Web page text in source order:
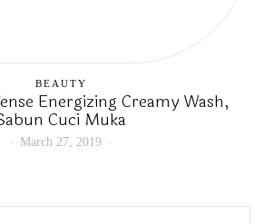
BEAUTY
Energizing Creamy Wash,
Cuci Muka
March 27, 2019